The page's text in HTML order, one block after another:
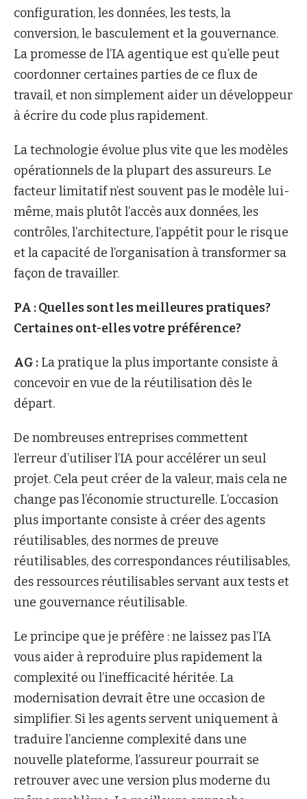
configuration, les données, les tests, la
conversion, le basculement et la gouvernance.
La promesse de l’IA agentique est qu’elle peut
coordonner certaines parties de ce flux de
travail, et non simplement aider un développeur
à écrire du code plus rapidement.
La technologie évolue plus vite que les modèles
opérationnels de la plupart des assureurs. Le
facteur limitatif n’est souvent pas le modèle lui-
même, mais plutôt l’accès aux données, les
contrôles, l’architecture, l’appétit pour le risque
et la capacité de l’organisation à transformer sa
façon de travailler.
PA : Quelles sont les meilleures pratiques?
Certaines ont-elles votre préférence?
AG : La pratique la plus importante consiste à
concevoir en vue de la réutilisation dès le
départ.
De nombreuses entreprises commettent
l’erreur d’utiliser l’IA pour accélérer un seul
projet. Cela peut créer de la valeur, mais cela ne
change pas l’économie structurelle. L’occasion
plus importante consiste à créer des agents
réutilisables, des normes de preuve
réutilisables, des correspondances réutilisables,
des ressources réutilisables servant aux tests et
une gouvernance réutilisable.
Le principe que je préfère : ne laissez pas l’IA
vous aider à reproduire plus rapidement la
complexité ou l’inefficacité héritée. La
modernisation devrait être une occasion de
simplifier. Si les agents servent uniquement à
traduire l’ancienne complexité dans une
nouvelle plateforme, l’assureur pourrait se
retrouver avec une version plus moderne du